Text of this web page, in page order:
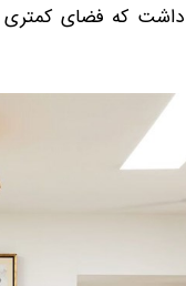
داشت که فضای کمتری